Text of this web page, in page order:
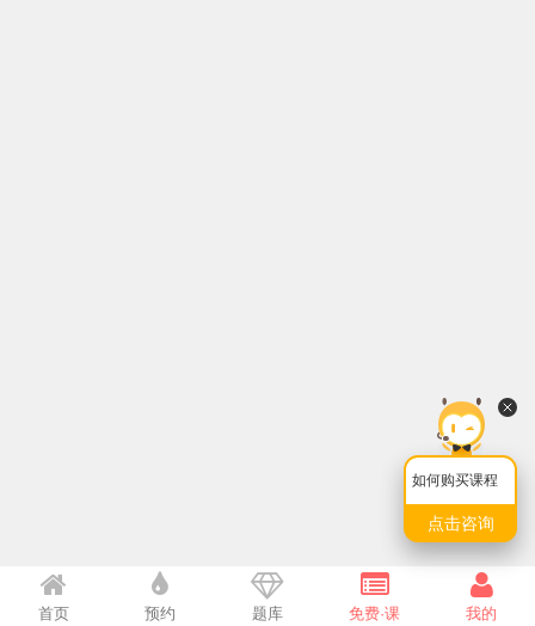
如何购买课程
点击咨询
首页 预约 题库 免费·课 我的